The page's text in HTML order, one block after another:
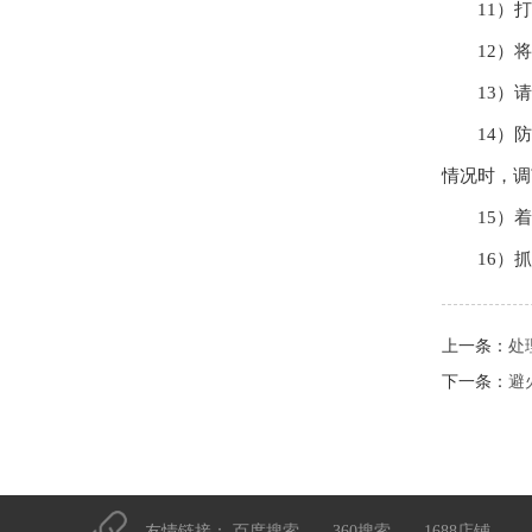
11）
12）
13）
14）
情况时，
15）
16）
上一条： 处
下一条： 避